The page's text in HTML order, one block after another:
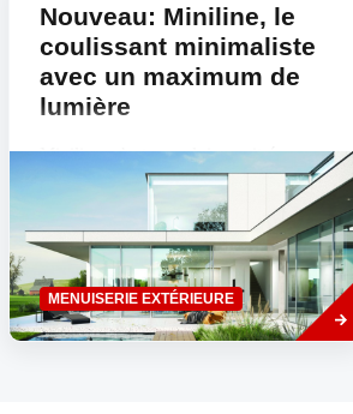
Nouveau: Miniline, le
coulissant minimaliste
avec un maximum de
lumière
Miniline, c’est une cloison vitrée
coulissante. Profitez d'une
transparence maximale: tous les
profilés en aluminium sont encastrés
dans le sol, le...
MENUISERIE EXTÉRIEURE
Savoir
plus